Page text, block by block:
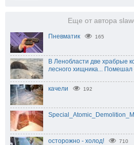
Еще от автора
Пневматик 165
В Ленобласти две храбрые
лесного хищника... Помешал
качели 192
осторожно - холод! 710